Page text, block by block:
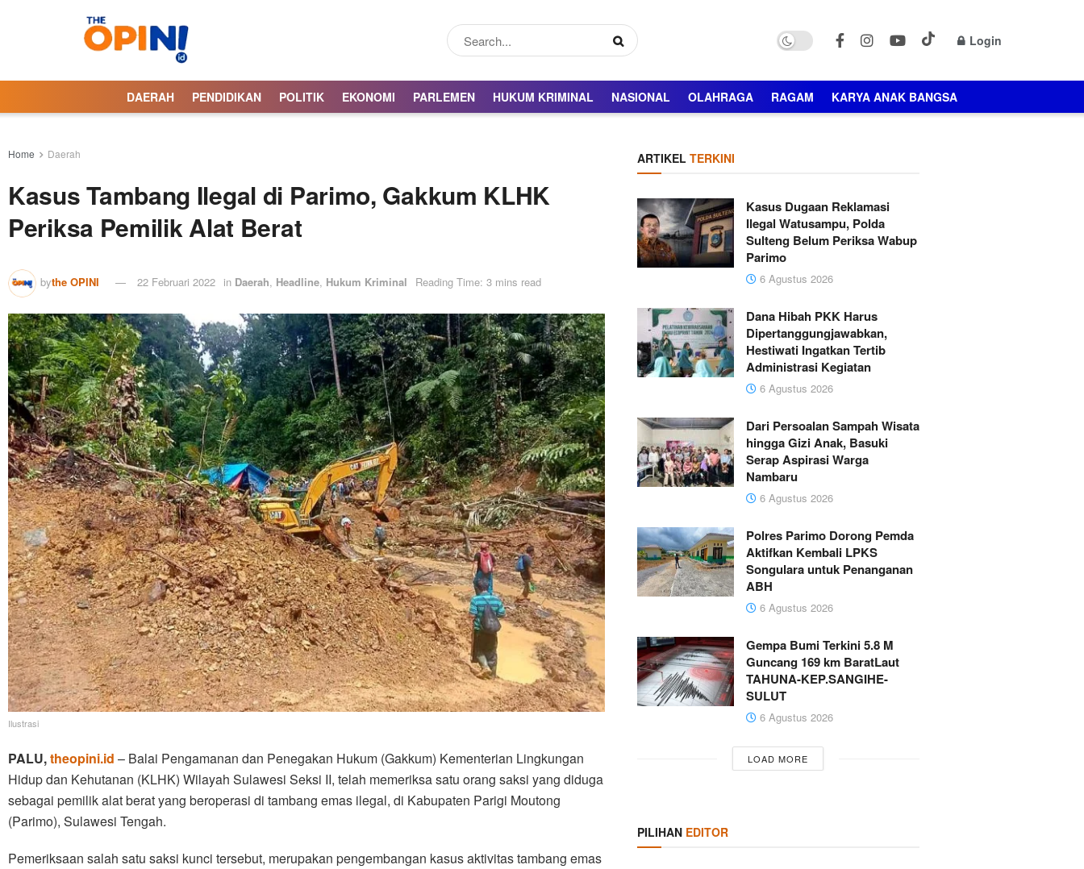
Login
DAERAH PENDIDIKAN POLITIK EKONOMI PARLEMEN HUKUM KRIMINAL NASIONAL OLAHRAGA RAGAM KARYA ANAK BANGSA
Home Daerah
Kasus Tambang Ilegal di Parimo, Gakkum KLHK
Periksa Pemilik Alat Berat
bythe OPINI 22 Februari 2022 in Daerah, Headline, Hukum Kriminal Reading Time: 3 mins read
Ilustrasi
PALU,theopini.id – Balai Pengamanan dan Penegakan Hukum (Gakkum) Kementerian Lingkungan
Hidup dan Kehutanan (KLHK) Wilayah Sulawesi Seksi II, telah memeriksa satu orang saksi yang diduga
sebagai pemilik alat berat yang beroperasi di tambang emas ilegal, di Kabupaten Parigi Moutong
(Parimo), Sulawesi Tengah.
Pemeriksaan salah satu saksi kunci tersebut, merupakan pengembangan kasus aktivitas tambang emas
ARTIKEL TERKINI
Kasus Dugaan Reklamasi
Ilegal Watusampu, Polda
Sulteng Belum Periksa Wabup
Parimo
6 Agustus 2026
Dana Hibah PKK Harus
Dipertanggungjawabkan,
Hestiwati Ingatkan Tertib
Administrasi Kegiatan
6 Agustus 2026
Dari Persoalan Sampah Wisata
hingga Gizi Anak, Basuki
Serap Aspirasi Warga
Nambaru
6 Agustus 2026
Polres Parimo Dorong Pemda
Aktifkan Kembali LPKS
Songulara untuk Penanganan
ABH
6 Agustus 2026
Gempa Bumi Terkini 5.8 M
Guncang 169 km BaratLaut
TAHUNA-KEP.SANGIHE-
SULUT
6 Agustus 2026
LOAD MORE
PILIHAN EDITOR